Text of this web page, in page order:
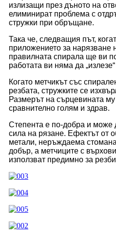
излизащи през дъното на
елиминират проблема с
стружки при обръщане.
Така че, следващия път,
приложението за нарязване
правилната спирала ще ви
работата ви няма да
Когато метчикът със
резбата, стружките се
Размерът на сърцевината
сравнително голям и здрав.
Степента е по-добра и може
сила на рязане. Ефектът от
метали, неръждаема
добър, а метчиците с
използват предимно за